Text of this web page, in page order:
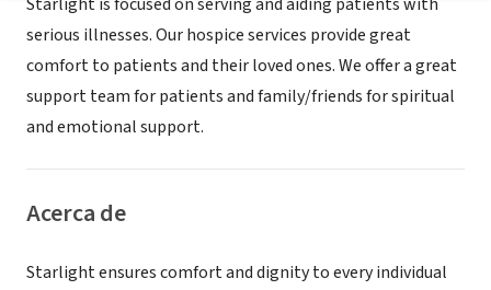
serious illnesses. Our hospice services provide great
comfort to patients and their loved ones. We offer a great
support team for patients and family/friends for spiritual
and emotional support.
Acerca de
Starlight ensures comfort and dignity to every individual